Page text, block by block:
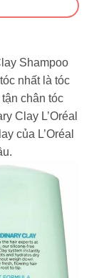
Shampoo
nhất là tóc
chân tóc
Clay L’Oréal
của L’Oréal